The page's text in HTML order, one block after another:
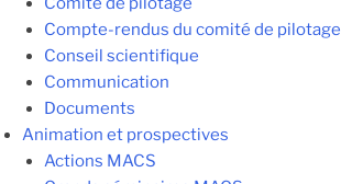
Compte-rendus du comité de pilotage
Conseil scientifique
Communication
Documents
Animation et prospectives
Actions MACS